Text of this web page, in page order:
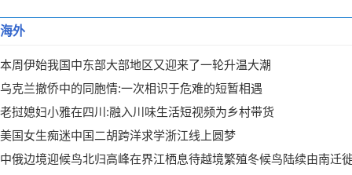
海外
本周伊始我国中东部大部地区又迎来了一轮升温大潮
乌克兰撤侨中的同胞情:一次相识于危难的短暂相遇
老挝媳妇小雅在四川:融入川味生活短视频为乡村带货
美国女生痴迷中国二胡跨洋求学浙江线上圆梦
中俄边境迎候鸟北归高峰在界江栖息待越境繁殖冬候鸟陆续由南迁